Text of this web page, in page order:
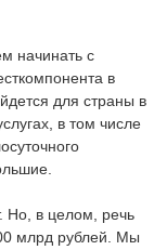
начинать с
в
для страны в
в том числе
Но, в целом, речь
млрд рублей. Мы